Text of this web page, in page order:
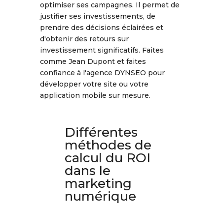
optimiser ses campagnes. Il permet de
justifier ses investissements, de
prendre des décisions éclairées et
d'obtenir des retours sur
investissement significatifs. Faites
comme Jean Dupont et faites
confiance à l'agence DYNSEO pour
développer votre site ou votre
application mobile sur mesure.
Différentes
méthodes de
calcul du ROI
dans le
marketing
numérique